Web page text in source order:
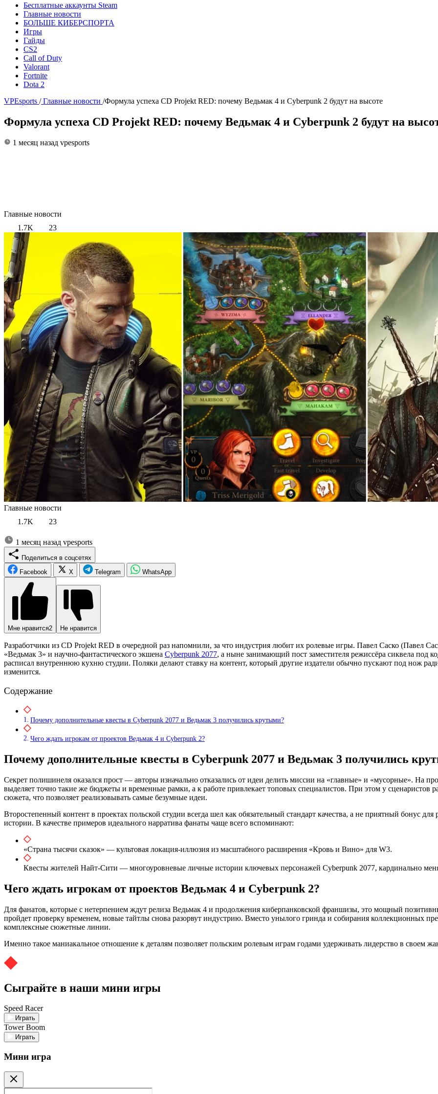
Бесплатные аккаунты Steam
Главные новости
БОЛЬШЕ КИБЕРСПОРТА
Игры
Гайды
CS2
Call of Duty
Valorant
Fortnite
Dota 2
VPEsports / Главные новости /Формула успеха CD Projekt RED: почему Ведьмак 4 и Cyberpunk 2 будут на высоте
Формула успеха CD Projekt RED: почему Ведьмак 4 и Cyberpunk 2 будут на
1 месяц назад vpesports
Главные новости
1.7K
23
Главные новости
1.7K
23
1 месяц назад vpesports
Поделиться в соцсетях
Facebook
X Telegram WhatsApp
Мне нравится2 Не нравится
Разработчики из CD Projekt RED в очередной раз напомнили, за что индустрия любит их ролевые игры. Павел Саско (Павел
«Ведьмак 3» и научно-фантастического экшена Cyberpunk 2077, а ныне занимающий пост заместителя режиссёра сиквела под
расписал внутреннюю кухню студии. Поляки делают ставку на контент, который другие издатели обычно пускают под нож
изменится.
Содержание
Почему дополнительные квесты в Cyberpunk 2077 и Ведьмак 3 получились крутыми?
Чего ждать игрокам от проектов Ведьмак 4 и Cyberpunk 2?
Почему дополнительные квесты в Cyberpunk 2077 и Ведьмак 3 получились
Секрет полишинеля оказался прост — авторы изначально отказались от идеи делить миссии на «главные» и «мусорные». На
выделяет точно такие же бюджеты и временные рамки, а к работе привлекает топовых специалистов. При этом у сценаристов
сюжета, что позволяет реализовывать самые безумные идеи.
Второстепенный контент в проектах польской студии всегда шел как обязательный стандарт качества, а не приятный бонус
истории. В качестве примеров идеального нарратива фанаты чаще всего вспоминают:
«Страна тысячи сказок» — культовая локация-иллюзия из масштабного расширения «Кровь и Вино» для W3.
Квесты жителей Найт-Сити — многоуровневые личные истории ключевых персонажей Cyberpunk 2077, кардинально
Чего ждать игрокам от проектов Ведьмак 4 и Cyberpunk 2?
Для фанатов, которые с нетерпением ждут релиза Ведьмак 4 и продолжения киберпанковской франшизы, это мощный
пройдет проверку временем, новые тайтлы снова разорвут индустрию. Вместо унылого гринда и собирания коллекционных
комплексные сюжетные линии.
Именно такое маниакальное отношение к деталям позволяет польским ролевым играм годами удерживать лидерство в своем
Сыграйте в наши мини игры
Speed Racer
Играть
Tower Boom
Играть
Мини игра